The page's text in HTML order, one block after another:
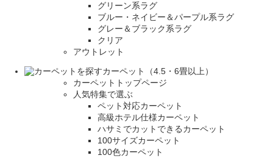
グリーン系ラグ
ブルー・ネイビー＆パープル系ラグ
グレー＆ブラック系ラグ
クリア
アウトレット
カーペット（4.5・6畳以上）
カーペットトップページ
人気特集で選ぶ
ペット対応カーペット
高級ホテル仕様カーペット
ハサミでカットできるカーペット
100サイズカーペット
100色カーペット